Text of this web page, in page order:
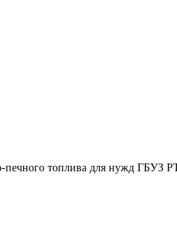
печного топлива для нужд ГБУЗ